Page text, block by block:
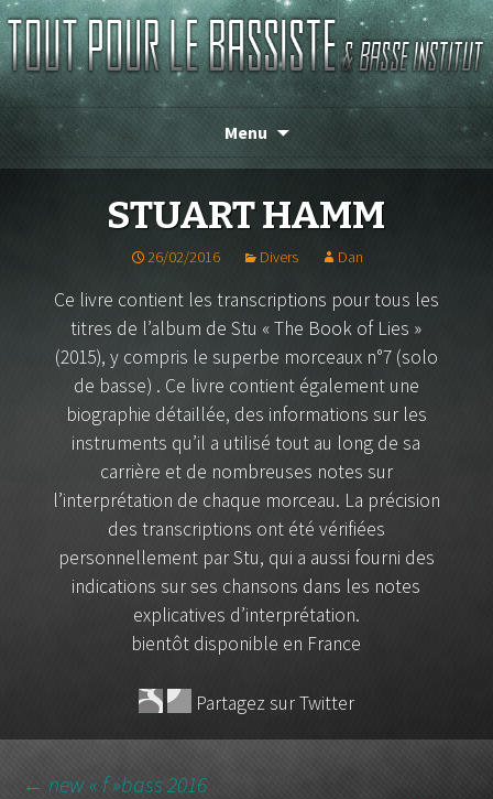
TOUT POUR LE BASSISTE
de basse depuis 1986 !
Menu
STUART HAMM
26/02/2016 Divers Dan
Ce livre contient les transcriptions pour tous les
titres de l’album de Stu « The Book of Lies »
(2015), y compris le superbe morceaux n°7 (solo
de basse) . Ce livre contient également une
biographie détaillée, des informations sur les
instruments qu’il a utilisé tout au long de sa
carrière et de nombreuses notes sur
l’interprétation de chaque morceau. La précision
des transcriptions ont été vérifiées
personnellement par Stu, qui a aussi fourni des
indications sur ses chansons dans les notes
explicatives d’interprétation.
bientôt disponible en France
Partagez sur Twitter
← new « f »bass 2016